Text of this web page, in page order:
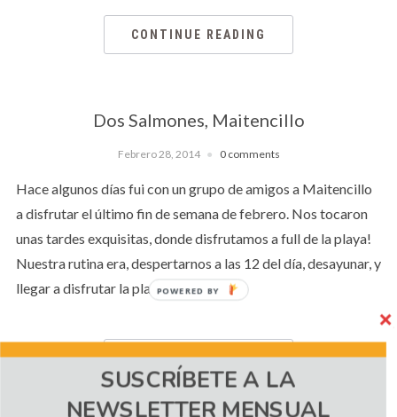
CONTINUE READING
Dos Salmones, Maitencillo
Febrero 28, 2014 0 comments
Hace algunos días fui con un grupo de amigos a Maitencillo
a disfrutar el último fin de semana de febrero. Nos tocaron
unas tardes exquisitas, donde disfrutamos a full de la playa!
Nuestra rutina era, despertarnos a las 12 del día, desayunar, y
llegar a disfrutar la playa tipo 3 […]
CONTINUE READING
SUSCRÍBETE A LA
NEWSLETTER MENSUAL
POWERED